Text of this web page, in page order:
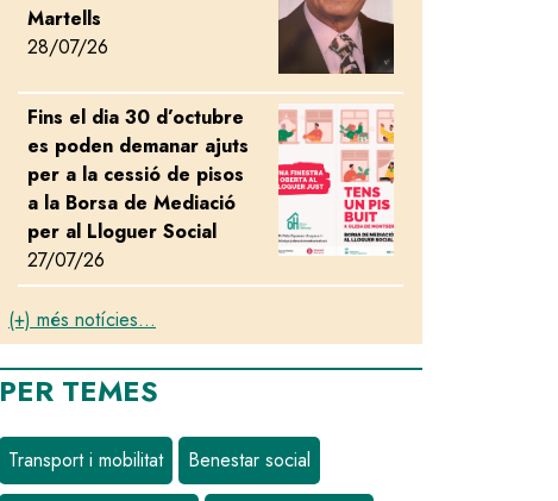
Martells
28/07/26
Fins el dia 30 d’octubre
es poden demanar ajuts
per a la cessió de pisos
a la Borsa de Mediació
per al Lloguer Social
27/07/26
Image
(+) més notícies...
PER TEMES
Transport i mobilitat Benestar social